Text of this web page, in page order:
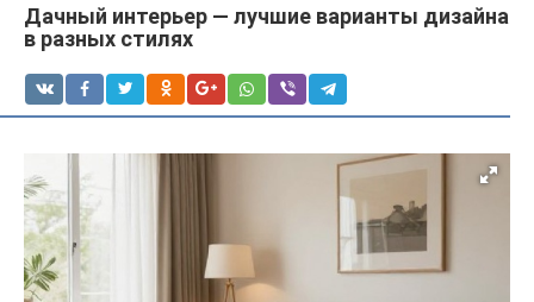
Дачный интерьер — лучшие варианты дизайна
в разных стилях